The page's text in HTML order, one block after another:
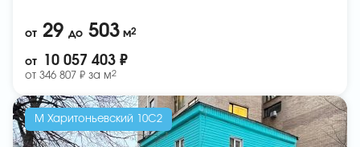
от 29 до 503 м2
от 10 057 403 ₽
от 346 807 ₽ за м2
М Харитоньевский 10С2